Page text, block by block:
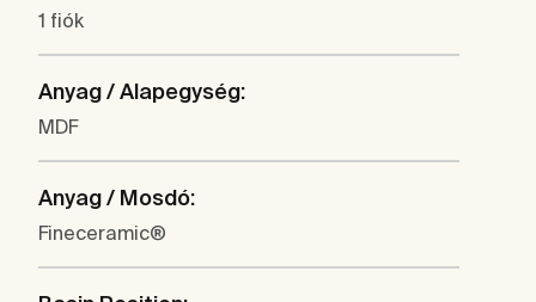
1 fiók
Anyag / Alapegység:
MDF
Anyag / Mosdó:
Fineceramic®